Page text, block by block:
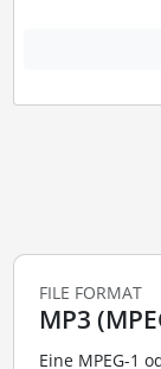
FILE FORMAT
MP3
Eine MPEG-1